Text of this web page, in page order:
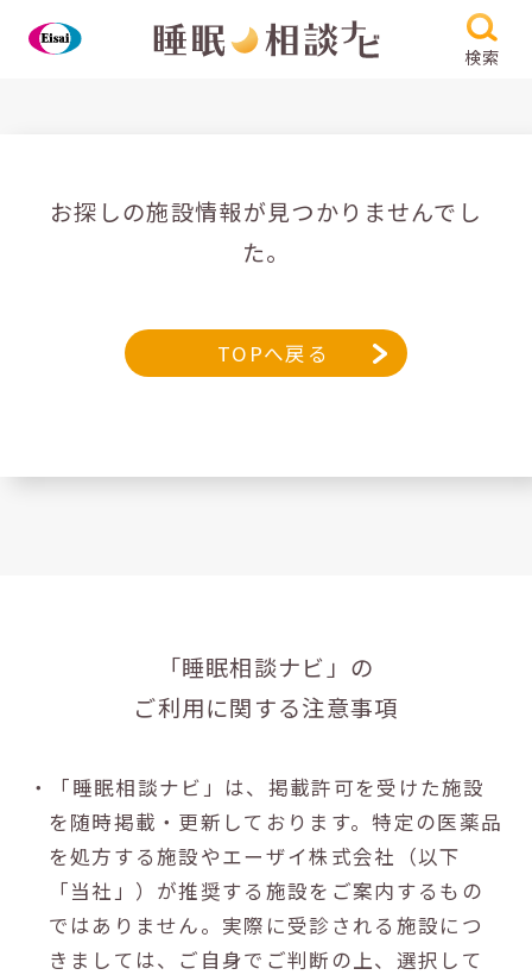
検索
お探しの施設情報が見つかりませんでし
た。
TOPへ戻る
「睡眠相談ナビ」の
ご利用に関する注意事項
・「睡眠相談ナビ」は、掲載許可を受けた施設
を随時掲載・更新しております。特定の医薬品
を処方する施設やエーザイ株式会社（以下
「当社」）が推奨する施設をご案内するもの
ではありません。実際に受診される施設につ
きましては、ご自身でご判断の上、選択して